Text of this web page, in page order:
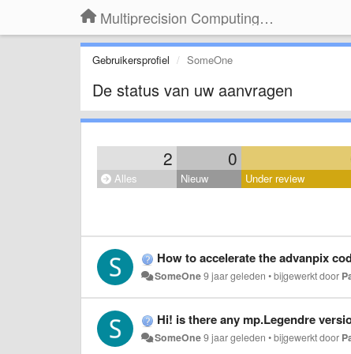
Multiprecision Computing Toolbox for MATLAB
Gebruikersprofiel SomeOne
De status van uw aanvragen
2 0
Alles Nieuw Under review
How to accelerate the advanpix
SomeOne9 jaar geleden •bijgewerkt door
Hi! is there any mp.Legendre
SomeOne9 jaar geleden •bijgewerkt door